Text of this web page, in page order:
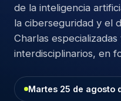
de la inteligencia
la ciberseguridad y el
Charlas
interdisciplinarios, en
Martes 25 de agosto